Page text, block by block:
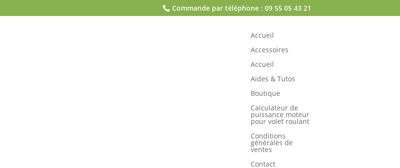
 Commande par téléphone : 09 55 05 43 21
Accueil
Accessoires
Accueil
Aides & Tutos
Boutique
Calculateur de
puissance moteur
pour volet roulant
Conditions
générales de
ventes
Contact